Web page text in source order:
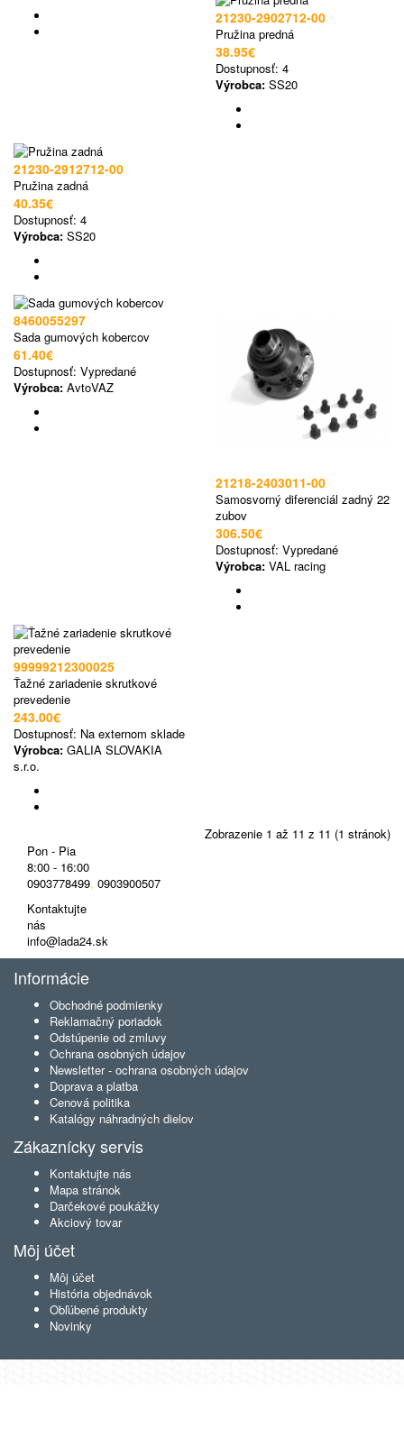
21230-2902712-00
Pružina predná
38.95€
Dostupnosť: 4
Výrobca: SS20
21230-2912712-00
Pružina zadná
40.35€
Dostupnosť: 4
Výrobca: SS20
8460055297
Sada gumových kobercov
61.40€
Dostupnosť: Vypredané
Výrobca: AvtoVAZ
21218-2403011-00
Samosvorný diferenciál zadný 22
zubov
306.50€
Dostupnosť: Vypredané
Výrobca: VAL racing
99999212300025
Ťažné zariadenie skrutkové
prevedenie
243.00€
Dostupnosť: Na externom sklade
Výrobca: GALIA SLOVAKIA
s.r.o.
Zobrazenie 1 až 11 z 11 (1 stránok)
Pon - Pia
8:00 - 16:00
0903778499, 0903900507
Kontaktujte
nás
info@lada24.sk
Informácie
Obchodné podmienky
Reklamačný poriadok
Odstúpenie od zmluvy
Ochrana osobných údajov
Newsletter - ochrana osobných údajov
Doprava a platba
Cenová politika
Katalógy náhradných dielov
Zákaznícky servis
Kontaktujte nás
Mapa stránok
Darčekové poukážky
Akciový tovar
Môj účet
Môj účet
História objednávok
Obľúbené produkty
Novinky